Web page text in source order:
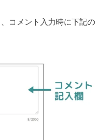
コメント入力時に下記の